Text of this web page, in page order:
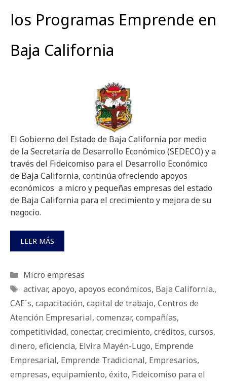
los Programas Emprende en
Baja California
El Gobierno del Estado de Baja California por medio
de la Secretaría de Desarrollo Económico (SEDECO) y a
través del Fideicomiso para el Desarrollo Económico
de Baja California, continúa ofreciendo apoyos
económicos a micro y pequeñas empresas del estado
de Baja California para el crecimiento y mejora de su
negocio.
LEER MÁS
Categorías
Micro empresas
Etiquetas
activar, apoyo, apoyos económicos, Baja California.,
CAE´s, capacitación, capital de trabajo, Centros de
Atención Empresarial, comenzar, compañías,
competitividad, conectar, crecimiento, créditos, cursos,
dinero, eficiencia, Elvira Mayén-Lugo, Emprende
Empresarial, Emprende Tradicional, Empresarios,
empresas, equipamiento, éxito, Fideicomiso para el